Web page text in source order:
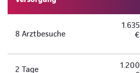
8 Arztbesuche
1.635
€
2 Tage
1.200